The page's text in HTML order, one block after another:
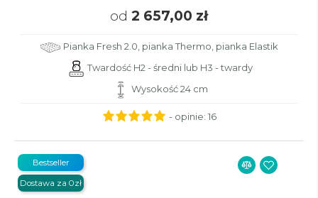
od 2 657,00 zł
Pianka Fresh 2.0, pianka Thermo, pianka Elastik
Twardość H2 - średni lub H3 - twardy
Wysokość 24 cm
- opinie: 16
Bestseller
Dostawa za 0zł